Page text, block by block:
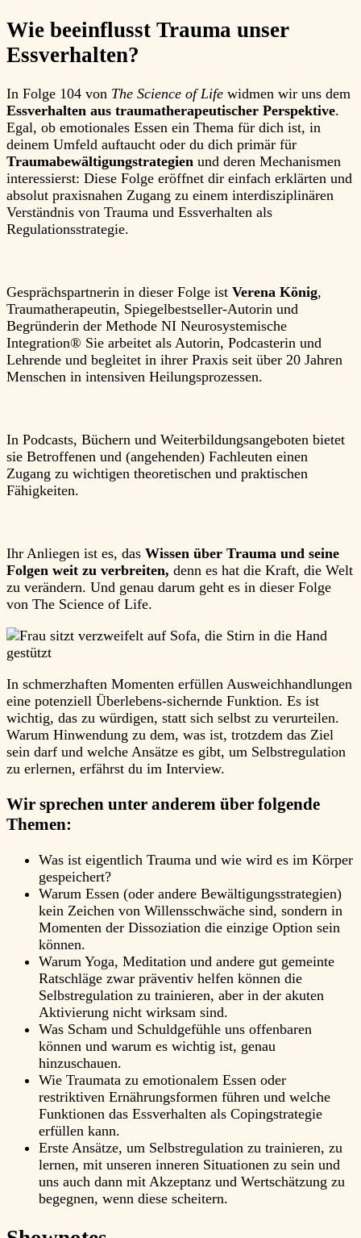
Wie beeinflusst Trauma unser
Essverhalten?
In Folge 104 von The Science of Life widmen wir uns dem
Essverhalten aus traumatherapeutischer Perspektive.
Egal, ob emotionales Essen ein Thema für dich ist, in
deinem Umfeld auftaucht oder du dich primär für
Traumabewältigungstrategien und deren Mechanismen
interessierst: Diese Folge eröffnet dir einfach erklärten und
absolut praxisnahen Zugang zu einem interdisziplinären
Verständnis von Trauma und Essverhalten als
Regulationsstrategie.
Gesprächspartnerin in dieser Folge ist Verena König,
Traumatherapeutin, Spiegelbestseller-Autorin und
Begründerin der Methode NI Neurosystemische
Integration® Sie arbeitet als Autorin, Podcasterin und
Lehrende und begleitet in ihrer Praxis seit über 20 Jahren
Menschen in intensiven Heilungsprozessen.
In Podcasts, Büchern und Weiterbildungsangeboten bietet
sie Betroffenen und (angehenden) Fachleuten einen
Zugang zu wichtigen theoretischen und praktischen
Fähigkeiten.
Ihr Anliegen ist es, das Wissen über Trauma und seine
Folgen weit zu verbreiten, denn es hat die Kraft, die Welt
zu verändern. Und genau darum geht es in dieser Folge
von The Science of Life.
In schmerzhaften Momenten erfüllen Ausweichhandlungen
eine potenziell Überlebens-sichernde Funktion. Es ist
wichtig, das zu würdigen, statt sich selbst zu verurteilen.
Warum Hinwendung zu dem, was ist, trotzdem das Ziel
sein darf und welche Ansätze es gibt, um Selbstregulation
zu erlernen, erfährst du im Interview.
Wir sprechen unter anderem über folgende
Themen:
Was ist eigentlich Trauma und wie wird es im Körper
gespeichert?
Warum Essen (oder andere Bewältigungsstrategien)
kein Zeichen von Willensschwäche sind, sondern in
Momenten der Dissoziation die einzige Option sein
können.
Warum Yoga, Meditation und andere gut gemeinte
Ratschläge zwar präventiv helfen können die
Selbstregulation zu trainieren, aber in der akuten
Aktivierung nicht wirksam sind.
Was Scham und Schuldgefühle uns offenbaren
können und warum es wichtig ist, genau
hinzuschauen.
Wie Traumata zu emotionalem Essen oder
restriktiven Ernährungsformen führen und welche
Funktionen das Essverhalten als Copingstrategie
erfüllen kann.
Erste Ansätze, um Selbstregulation zu trainieren, zu
lernen, mit unseren inneren Situationen zu sein und
uns auch dann mit Akzeptanz und Wertschätzung zu
begegnen, wenn diese scheitern.